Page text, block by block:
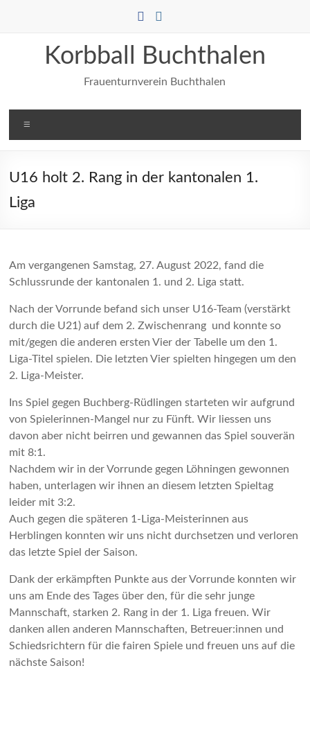
Korbball Buchthalen
Frauenturnverein Buchthalen
U16 holt 2. Rang in der kantonalen 1.
Liga
Am vergangenen Samstag, 27. August 2022, fand die
Schlussrunde der kantonalen 1. und 2. Liga statt.
Nach der Vorrunde befand sich unser U16-Team (verstärkt
durch die U21) auf dem 2. Zwischenrang und konnte so
mit/gegen die anderen ersten Vier der Tabelle um den 1.
Liga-Titel spielen. Die letzten Vier spielten hingegen um den
2. Liga-Meister.
Ins Spiel gegen Buchberg-Rüdlingen starteten wir aufgrund
von Spielerinnen-Mangel nur zu Fünft. Wir liessen uns
davon aber nicht beirren und gewannen das Spiel souverän
mit 8:1.
Nachdem wir in der Vorrunde gegen Löhningen gewonnen
haben, unterlagen wir ihnen an diesem letzten Spieltag
leider mit 3:2.
Auch gegen die späteren 1-Liga-Meisterinnen aus
Herblingen konnten wir uns nicht durchsetzen und verloren
das letzte Spiel der Saison.
Dank der erkämpften Punkte aus der Vorrunde konnten wir
uns am Ende des Tages über den, für die sehr junge
Mannschaft, starken 2. Rang in der 1. Liga freuen. Wir
danken allen anderen Mannschaften, Betreuer:innen und
Schiedsrichtern für die fairen Spiele und freuen uns auf die
nächste Saison!